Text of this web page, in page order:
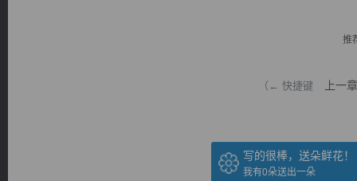
推
（← 快捷键 上一章
写的很棒，送朵鲜花！
我有0朵送出一朵